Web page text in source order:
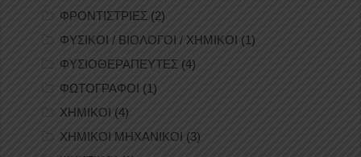
ΦΡΟΝΤΙΣΤΡΙΕΣ (2)
ΦΥΣΙΚΟΙ / ΒΙΟΛΟΓΟΙ / ΧΗΜΙΚΟΙ (1)
ΦΥΣΙΟΘΕΡΑΠΕΥΤΕΣ (4)
ΦΩΤΟΓΡΑΦΟΙ (1)
ΧΗΜΙΚΟΙ (4)
ΧΗΜΙΚΟΙ ΜΗΧΑΝΙΚΟΙ (3)